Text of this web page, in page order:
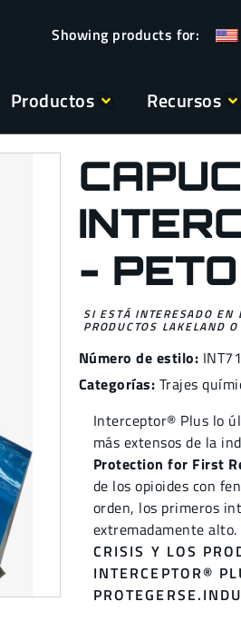
Productos Recursos
-
SI ESTÁ INTERESADO
PRODUCTOS LAKELAND
Número de estilo:
Categorías: Trajes
Interceptor® Plus lo
más extensos de la
Protection for First
de los opioides con
orden, los primeros
extremadamente alto.
CRISIS Y LOS
INTERCEPTOR®
PROTEGERSE.